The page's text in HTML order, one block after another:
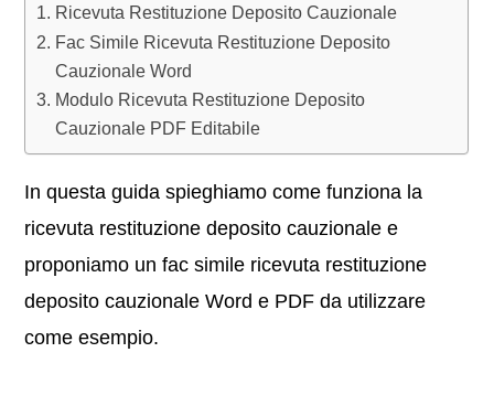
Ricevuta Restituzione Deposito Cauzionale
Fac Simile Ricevuta Restituzione Deposito
Cauzionale Word
Modulo Ricevuta Restituzione Deposito
Cauzionale PDF Editabile
In questa guida spieghiamo come funziona la
ricevuta restituzione deposito cauzionale e
proponiamo un fac simile ricevuta restituzione
deposito cauzionale Word e PDF da utilizzare
come esempio.